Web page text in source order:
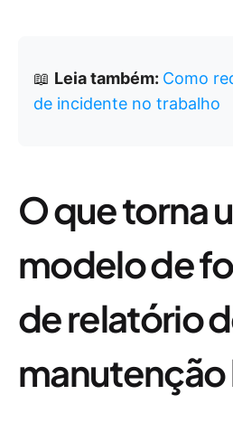
📖 Leia também: Como
de incidente no trabalho
O que torna
modelo de
de relatório